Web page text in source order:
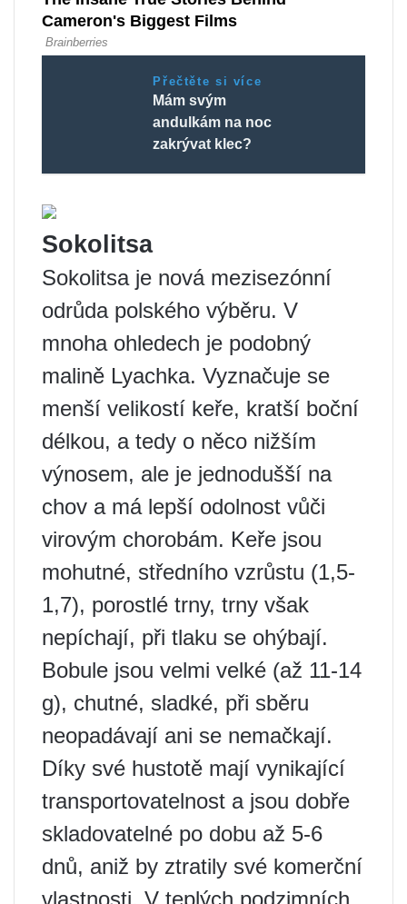
Přečtěte si více
Mám svým
andulkám na noc
zakrývat klec?
Sokolitsa
Sokolitsa je nová mezisezónní
odrůda polského výběru. V
mnoha ohledech je podobný
malině Lyachka. Vyznačuje se
menší velikostí keře, kratší boční
délkou, a tedy o něco nižším
výnosem, ale je jednodušší na
chov a má lepší odolnost vůči
virovým chorobám. Keře jsou
mohutné, středního vzrůstu (1,5-
1,7), porostlé trny, trny však
nepíchají, při tlaku se ohýbají.
Bobule jsou velmi velké (až 11-14
g), chutné, sladké, při sběru
neopadávají ani se nemačkají.
Díky své hustotě mají vynikající
transportovatelnost a jsou dobře
skladovatelné po dobu až 5-6
dnů, aniž by ztratily své komerční
vlastnosti. V teplých podzimních